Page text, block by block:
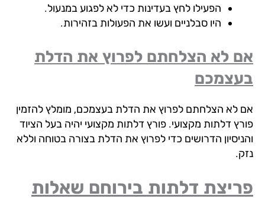
הפעילו לחץ בעדינות כדי לא לפגוע במנעול.
היו סבלניים ועשו את הפעולות בזהירות.
לא הצלחתם לפרוץ את הדלת
לא הצלחתם לפרוץ את הדלת בעצמכם, מומלץ להזמין
דלתות מקצועי. פורץ דלתות מקצועי יהיה בעל הציוד
הדרושים כדי לפרוץ את הדלת בצורה בטוחה וללא
דלתות בירוחם שאלות